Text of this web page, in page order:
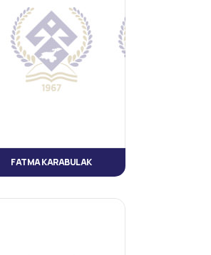
FATMA KARABULAK